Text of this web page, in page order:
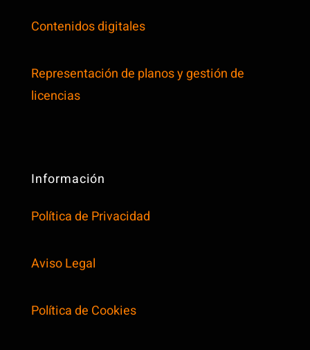
Contenidos digitales
Representación de planos y gestión de
licencias
Información
Política de Privacidad
Aviso Legal
Política de Cookies